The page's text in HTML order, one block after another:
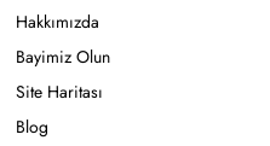
Hakkımızda
Bayimiz Olun
Site Haritası
Blog